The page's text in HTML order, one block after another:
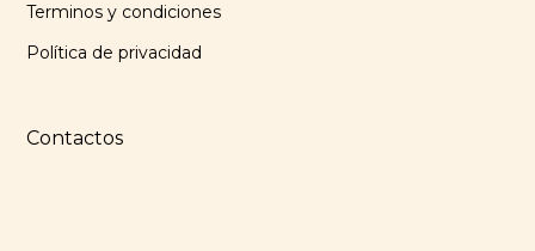
Terminos y condiciones
Política de privacidad
Contactos